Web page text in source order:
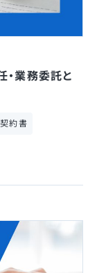
業務委託と
約書